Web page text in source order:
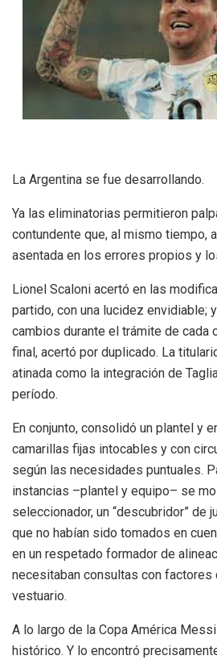
La Argentina se fue desarrollando.
Ya las eliminatorias permitieron
contundente que, al mismo tiempo,
asentada en los errores propios y
Lionel Scaloni acertó en las
partido, con una lucidez envidiable;
cambios durante el trámite de cada
final, acertó por duplicado. La
atinada como la integración de
período.
En conjunto, consolidó un plantel y
camarillas fijas intocables y con
según las necesidades puntuales.
instancias –plantel y equipo– se
seleccionador, un “descubridor” de
que no habían sido tomados en
en un respetado formador de
necesitaban consultas con factores
vestuario.
A lo largo de la Copa América
histórico. Y lo encontró